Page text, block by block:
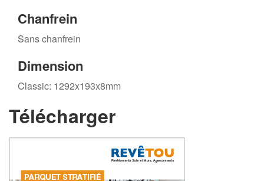
Chanfrein
Sans chanfrein
Dimension
Classic: 1292x193x8mm
Télécharger